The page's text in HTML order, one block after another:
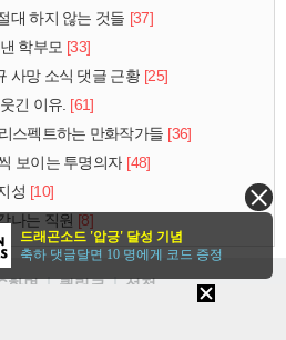
대 하지 않는 것들 [37]
학부모 [33]
사망 소식 댓글 근황 [25]
긴 이유. [61]
스펙트하는 만화작가들 [36]
보이는 투명의자 [48]
성 [10]
나는 직원 [8]
화면 퀵링크
설정
드래곤소드 '압긍' 달성 기념
축하 댓글달면 10 명에게 코드 증정